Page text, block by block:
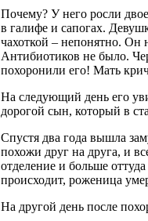
Почему? У него росли
в галифе и сапогах.
чахоткой – непонятно. Он
Антибиотиков не было.
похоронили его! Мать
На следующий день его
дорогой сын, который в
Спустя два года вышла
похожи друг на друга, и
отделение и больше
происходит, роженица
На другой день после